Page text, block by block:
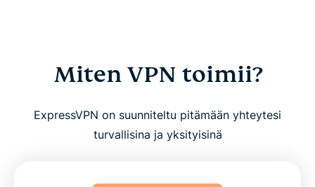
Miten VPN toimii?
ExpressVPN on suunniteltu pitämään yhteytesi
turvallisina ja yksityisinä